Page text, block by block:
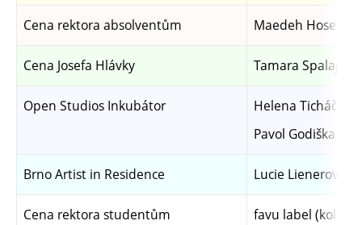
Cena rektora absolventům Maedeh Hoseini
Cena Josefa Hlávky Tamara
Open Studios Inkubátor
Helena
Pavol Godiška
Brno Artist in Residence Lucie Lienerová
Cena rektora studentům favu label